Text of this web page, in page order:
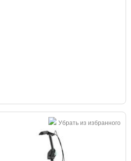
Убрать из избранного